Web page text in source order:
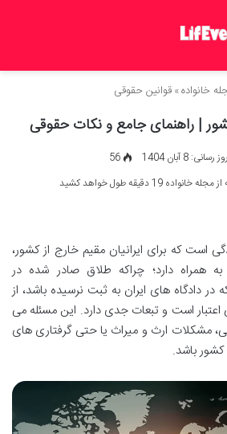
خانواده» قوانین حقوقی
| راهنمای جامع و نکات حقوقی
8 آبان 1404
56
19 دقیقه طول خواهد کشید
است که برای ایرانیان مقیم خارج از کشور،
همراه دارد؛ چراکه طلاق صادر شده در
در دادگاه های ایران به ثبت نرسیده باشد، از
اعتبار است و تبعات جدی دارد. این مسئله می
مشکلات ارث و میراث یا حتی گرفتاری های
باشد.